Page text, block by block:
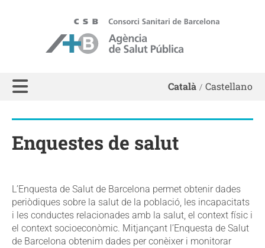
ASPB - Agència de Salut Pública de Barcelona
Català Castellano
Enquestes de salut
L’Enquesta de Salut de Barcelona permet obtenir dades
periòdiques sobre la salut de la població, les incapacitats
i les conductes relacionades amb la salut, el context físic i
el context socioeconòmic. Mitjançant l’Enquesta de Salut
de Barcelona obtenim dades per conèixer i monitorar